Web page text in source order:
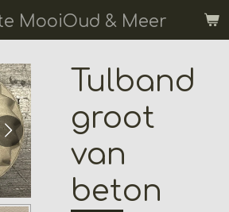
MooiOud & Meer
Tulband
groot
van
beton